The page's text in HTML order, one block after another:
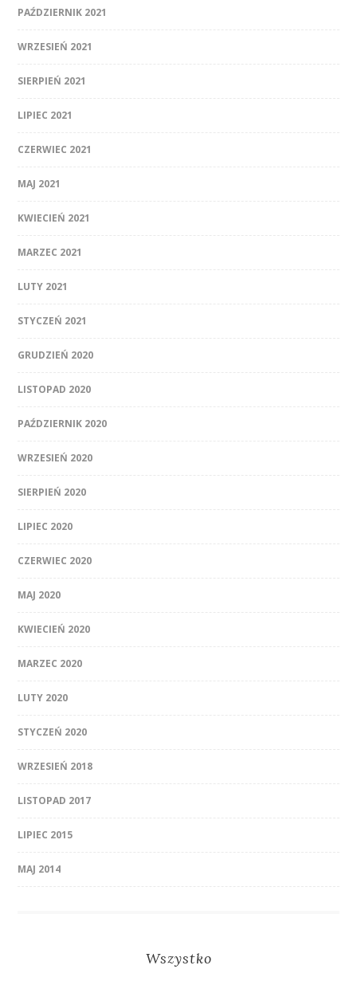
PAŹDZIERNIK 2021
WRZESIEŃ 2021
SIERPIEŃ 2021
LIPIEC 2021
CZERWIEC 2021
MAJ 2021
KWIECIEŃ 2021
MARZEC 2021
LUTY 2021
STYCZEŃ 2021
GRUDZIEŃ 2020
LISTOPAD 2020
PAŹDZIERNIK 2020
WRZESIEŃ 2020
SIERPIEŃ 2020
LIPIEC 2020
CZERWIEC 2020
MAJ 2020
KWIECIEŃ 2020
MARZEC 2020
LUTY 2020
STYCZEŃ 2020
WRZESIEŃ 2018
LISTOPAD 2017
LIPIEC 2015
MAJ 2014
Wszystko